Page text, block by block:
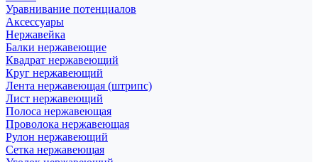
Уравнивание потенциалов
Аксессуары
Нержавейка
Балки нержавеющие
Квадрат нержавеющий
Круг нержавеющий
Лента нержавеющая (штрипс)
Лист нержавеющий
Полоса нержавеющая
Проволока нержавеющая
Рулон нержавеющий
Сетка нержавеющая